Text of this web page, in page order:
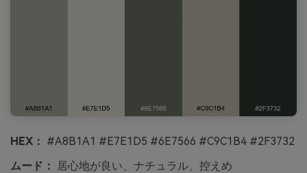
HEX： #A8B1A1 #E7E1D5 #6E7566 #C9C1B4 #2F3732
ムード：
居心地が良い、ナチュラル、控えめ